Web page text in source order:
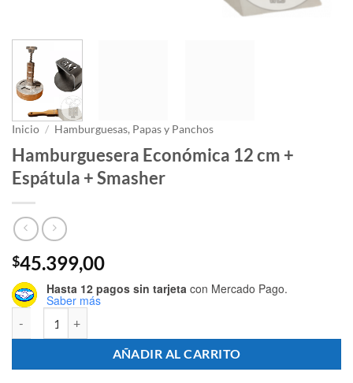
Inicio / Hamburguesas, Papas y Panchos
Hamburguesera Económica 12 cm +
Espátula + Smasher
$45.399,00
Hasta 12 pagos sin tarjeta con Mercado Pago.
Saber más
AÑADIR AL CARRITO